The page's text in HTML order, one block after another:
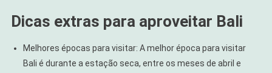
Dicas extras para aproveitar Bali
Melhores épocas para visitar: A melhor época para visitar
Bali é durante a estação seca, entre os meses de abril e